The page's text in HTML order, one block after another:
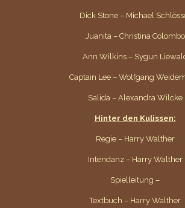
Dick Stone – Michael
Juanita – Christina Colombo
Ann Wilkins – Sygun
Captain Lee – Wolfgang
Salida – Alexandra Wilcke
Hinter den Kulissen:
Regie – Harry Walther
Intendanz – Harry Walther
Spielleitung –
Textbuch – Harry Walther